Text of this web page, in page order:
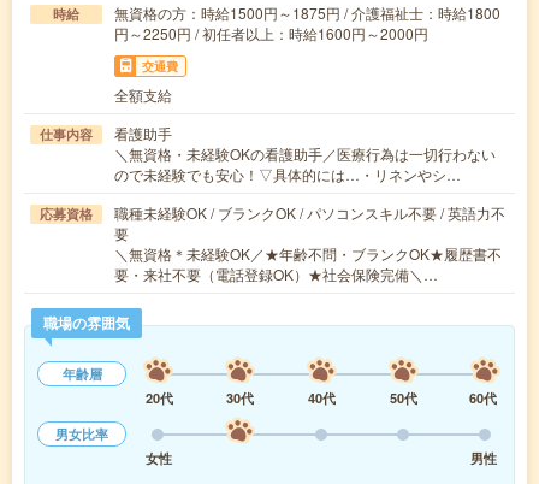
時給
無資格の方：時給1500円～1875円 / 介護福祉士：時給1800
円～2250円 / 初任者以上：時給1600円～2000円
交通費
全額支給
仕事内容
看護助手
＼無資格・未経験OKの看護助手／医療行為は一切行わない
ので未経験でも安心！▽具体的には…・リネンやシ…
応募資格
職種未経験OK / ブランクOK / パソコンスキル不要 / 英語力不
要
＼無資格＊未経験OK／★年齢不問・ブランクOK★履歴書不
要・来社不要（電話登録OK）★社会保険完備＼…
職場の雰囲気
年齢層
20代
30代 40代 50代
60代
男女比率
女性
男性